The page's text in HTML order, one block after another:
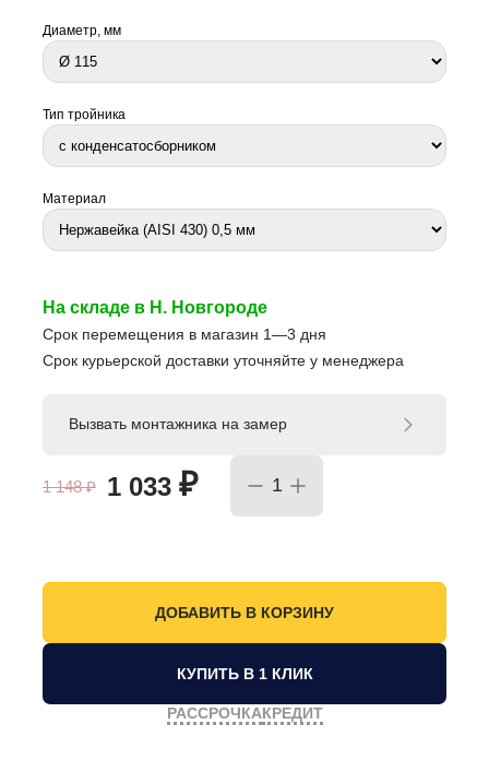
Диаметр, мм
Тип тройника
Материал
На складе в Н. Новгороде
Срок перемещения в магазин 1—3 дня
Срок курьерской доставки уточняйте у менеджера
1 148₽ 1 033 ₽
Вызвать монтажника на замер
КУПИТЬ В 1 КЛИК
РАССРОЧКАКРЕДИТ